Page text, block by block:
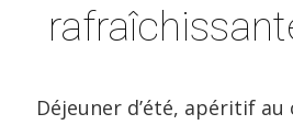
Déjeuner d’été, apéritif